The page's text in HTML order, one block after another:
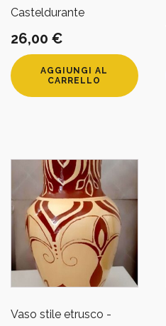
Casteldurante
26,00 €
AGGIUNGI AL
CARRELLO
Vaso stile etrusco -